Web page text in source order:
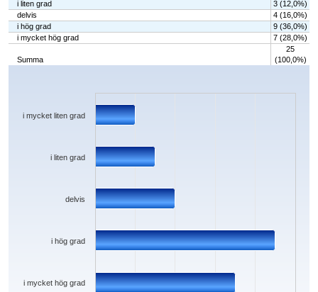
i liten grad
3 (12,0%)
delvis
4 (16,0%)
i hög grad
9 (36,0%)
i mycket hög grad
7 (28,0%)
Summa
25
(100,0%)
Chart
The chart has 1 X axis displaying categories.
The chart has 1 Y axis displaying values. Data ranges from 2 to 9.
i mycket hög grad
i hög grad
delvis
i liten grad
i mycket liten grad